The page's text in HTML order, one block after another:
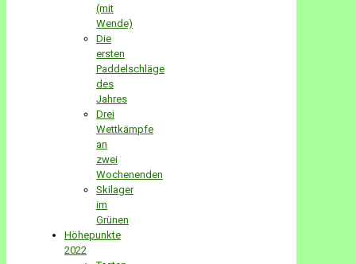
(mit
Wende)
Die
ersten
Paddelschläge
des
Jahres
Drei
Wettkämpfe
an
zwei
Wochenenden
Skilager
im
Grünen
Höhepunkte
2022